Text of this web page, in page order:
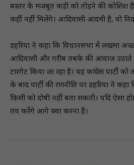
बस्तर के मजबूत कड़ी को तोड़ने की कोशिश
कहीं नहीं मिलेंगे। आदिवासी आदमी है, वो
डहरिया ने कहा क‍ि विधानसभा में लखमा
आदिवासी और गरीब तबके की आवाज उठाते
टारगेट किया जा रहा है। यह कांग्रेस पार्टी
के बाद पार्टी की रणनीति पर डहरिया ने
किसी को दोषी नहीं बता सकती। यदि ऐसा
तय करेंगे आगे क्या करना है।